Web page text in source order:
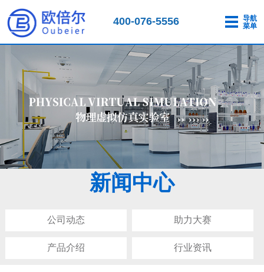
400-076-5556
导航
菜单
新闻中心
公司动态 助力大赛
产品介绍 行业资讯